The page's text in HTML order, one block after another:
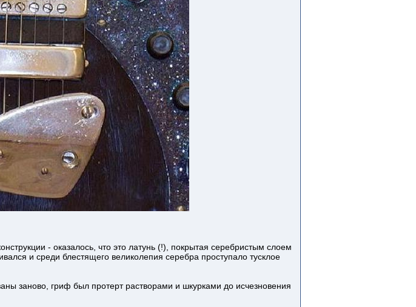
- оказалось, что это латунь (!), покрытая серебристым слоем
и среди блестящего великолепия серебра проступало тусклое
заново, гриф был протерт растворами и шкурками до исчезновения